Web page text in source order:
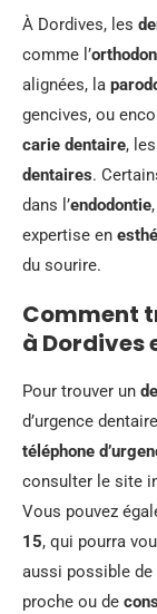
À Dordives, les
comme l’
alignées, la
gencives, ou
carie dentaire, les
dentaires.
dans l’endodontie
expertise en
du sourire.
Comment
à Dordives
Pour trouver un
d’urgence
téléphone
consulter le site
Vous pouvez
15, qui pourra
aussi possible de
proche ou de